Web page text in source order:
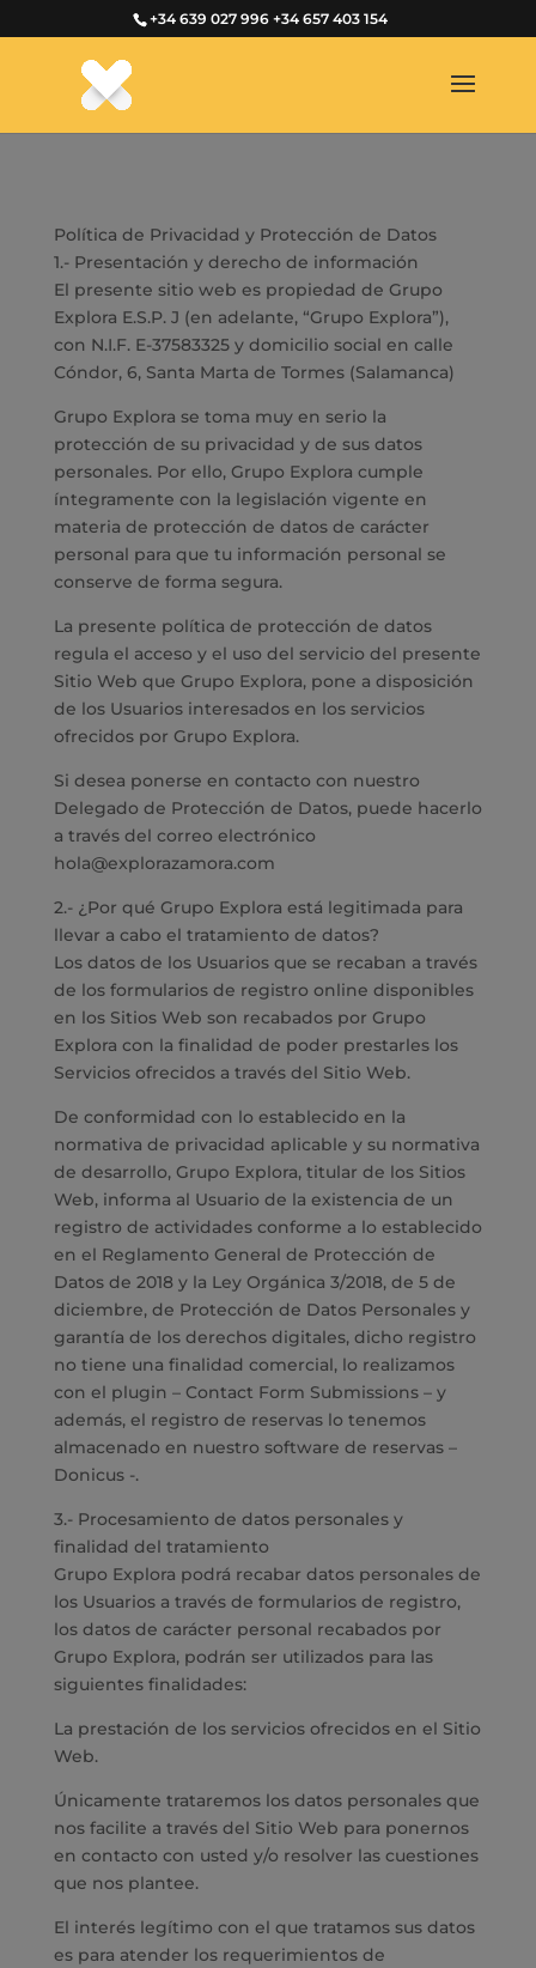
+34 639 027 996 +34 657 403 154
Política de Privacidad y Protección de Datos
1.- Presentación y derecho de información
El presente sitio web es propiedad de Grupo
Explora E.S.P. J (en adelante, “Grupo Explora”),
con N.I.F. E-37583325 y domicilio social en calle
Cóndor, 6, Santa Marta de Tormes (Salamanca)
Grupo Explora se toma muy en serio la
protección de su privacidad y de sus datos
personales. Por ello, Grupo Explora cumple
íntegramente con la legislación vigente en
materia de protección de datos de carácter
personal para que tu información personal se
conserve de forma segura.
La presente política de protección de datos
regula el acceso y el uso del servicio del presente
Sitio Web que Grupo Explora, pone a disposición
de los Usuarios interesados en los servicios
ofrecidos por Grupo Explora.
Si desea ponerse en contacto con nuestro
Delegado de Protección de Datos, puede hacerlo
a través del correo electrónico
hola@explorazamora.com
2.- ¿Por qué Grupo Explora está legitimada para
llevar a cabo el tratamiento de datos?
Los datos de los Usuarios que se recaban a través
de los formularios de registro online disponibles
en los Sitios Web son recabados por Grupo
Explora con la finalidad de poder prestarles los
Servicios ofrecidos a través del Sitio Web.
De conformidad con lo establecido en la
normativa de privacidad aplicable y su normativa
de desarrollo, Grupo Explora, titular de los Sitios
Web, informa al Usuario de la existencia de un
registro de actividades conforme a lo establecido
en el Reglamento General de Protección de
Datos de 2018 y la Ley Orgánica 3/2018, de 5 de
diciembre, de Protección de Datos Personales y
garantía de los derechos digitales, dicho registro
no tiene una finalidad comercial, lo realizamos
con el plugin – Contact Form Submissions – y
además, el registro de reservas lo tenemos
almacenado en nuestro software de reservas –
Donicus -.
3.- Procesamiento de datos personales y
finalidad del tratamiento
Grupo Explora podrá recabar datos personales de
los Usuarios a través de formularios de registro,
los datos de carácter personal recabados por
Grupo Explora, podrán ser utilizados para las
siguientes finalidades:
La prestación de los servicios ofrecidos en el Sitio
Web.
Únicamente trataremos los datos personales que
nos facilite a través del Sitio Web para ponernos
en contacto con usted y/o resolver las cuestiones
que nos plantee.
El interés legítimo con el que tratamos sus datos
es para atender los requerimientos de